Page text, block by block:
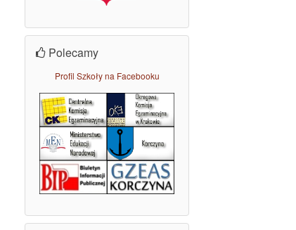
Polecamy
Profil Szkoły na Facebooku